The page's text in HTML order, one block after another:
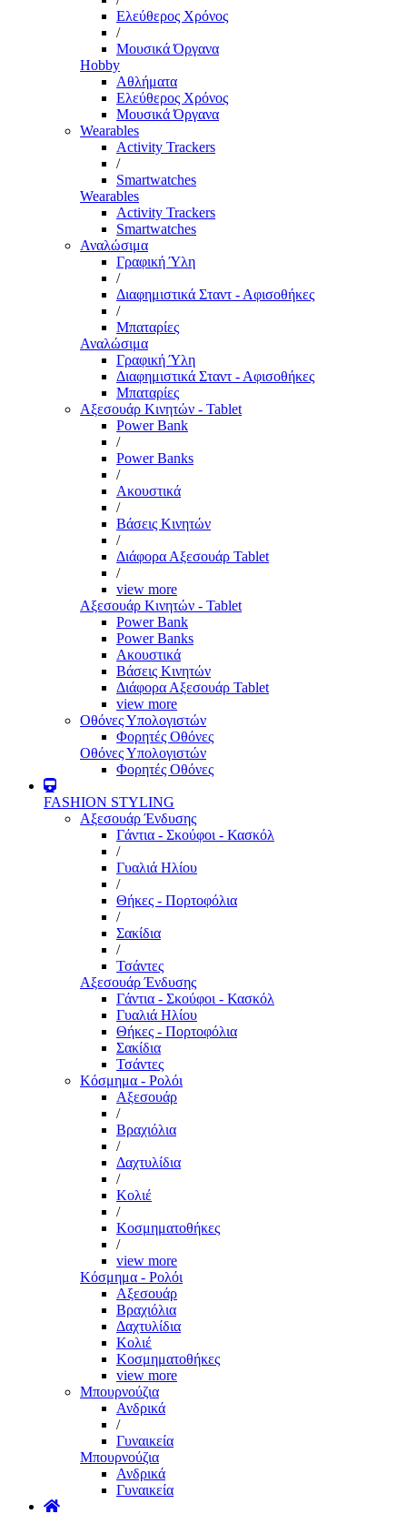
Ελεύθερος Χρόνος
/
Μουσικά Όργανα
Hobby
Αθλήματα
Ελεύθερος Χρόνος
Μουσικά Όργανα
Wearables
Activity Trackers
/
Smartwatches
Wearables
Activity Trackers
Smartwatches
Αναλώσιμα
Γραφική Ύλη
/
Διαφημιστικά Σταντ - Αφισοθήκες
/
Μπαταρίες
Αναλώσιμα
Γραφική Ύλη
Διαφημιστικά Σταντ - Αφισοθήκες
Μπαταρίες
Αξεσουάρ Κινητών - Tablet
Power Bank
/
Power Banks
/
Ακουστικά
/
Βάσεις Κινητών
/
Διάφορα Αξεσουάρ Tablet
/
view more
Αξεσουάρ Κινητών - Tablet
Power Bank
Power Banks
Ακουστικά
Βάσεις Κινητών
Διάφορα Αξεσουάρ Tablet
view more
Οθόνες Υπολογιστών
Φορητές Οθόνες
Οθόνες Υπολογιστών
Φορητές Οθόνες
FASHION STYLING
Αξεσουάρ Ένδυσης
Γάντια - Σκούφοι - Κασκόλ
/
Γυαλιά Ηλίου
/
Θήκες - Πορτοφόλια
/
Σακίδια
/
Τσάντες
Αξεσουάρ Ένδυσης
Γάντια - Σκούφοι - Κασκόλ
Γυαλιά Ηλίου
Θήκες - Πορτοφόλια
Σακίδια
Τσάντες
Κόσμημα - Ρολόι
Αξεσουάρ
/
Βραχιόλια
/
Δαχτυλίδια
/
Κολιέ
/
Κοσμηματοθήκες
/
view more
Κόσμημα - Ρολόι
Αξεσουάρ
Βραχιόλια
Δαχτυλίδια
Κολιέ
Κοσμηματοθήκες
view more
Μπουρνούζια
Ανδρικά
/
Γυναικεία
Μπουρνούζια
Ανδρικά
Γυναικεία